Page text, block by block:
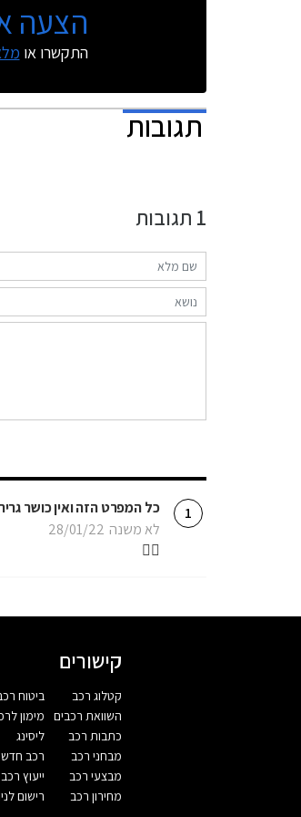
הצעה
התקשרו או
תגובות
1 תגובות
1
כל המפרט הזה ואין כושר
לא משנה 28/01/22
🤦‍♂️
קישורים
קטלוג רכב
השוואת רכבים
כתבות רכב
מבחני רכב
מבצעי רכב
מחירון רכב
ביטוח
מימון
ליסינג
רכב חדש
ייעוץ רכב
רישום